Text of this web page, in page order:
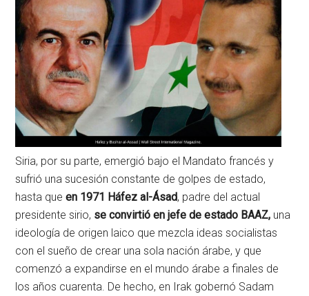
Siria, por su parte, emergió bajo el Mandato francés y
sufrió una sucesión constante de golpes de estado,
hasta queen 1971 Háfez al-Ásad, padre del actual
presidente sirio, se convirtió en jefe de estado BAAZ, una
ideología de origen laico que mezcla ideas socialistas
con el sueño de crear una sola nación árabe, y que
comenzó a expandirse en el mundo árabe a finales de
los años cuarenta. De hecho, en Irak gobernó Sadam